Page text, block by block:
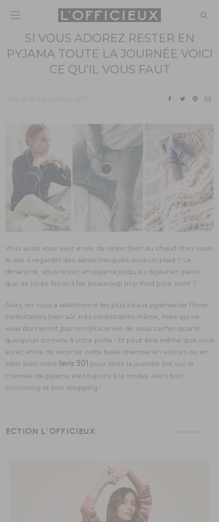
SI VOUS ADOREZ RESTER EN
PYJAMA TOUTE LA JOURNÉE VOICI
CE QU’IL VOUS FAUT
Vous aussi vous avez envie de rester bien au chaud chez vous
le soir à regarder des séries tranquille sous un plaid ? Le
dimanche, vous restez en pyjama jusqu’au déjeuner, parce
que de toute façon il fait beaucoup trop froid pour sortir ?
Alors, on vous a sélectionné les plus beaux pyjamas de l’hiver
confortables bien sûr, très confortables même, mais qui ne
vous donneront pas non plus envie de vous cacher quand
quelqu’un sonnera à votre porte ! Et peut être même que vous
aurez envie de recycler cette belle chemise en velours ou en
satin avec votre
levis 501 pour sortir la journée (hé oui, la
chemise de pyjama est toujours à la mode). Alors bon
cocooning et bon shopping !
L’OFFICIEUX